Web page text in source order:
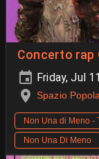
Concerto rap
Friday, Jul
Spazio
Non Una di Meno -
Non Una Di Meno